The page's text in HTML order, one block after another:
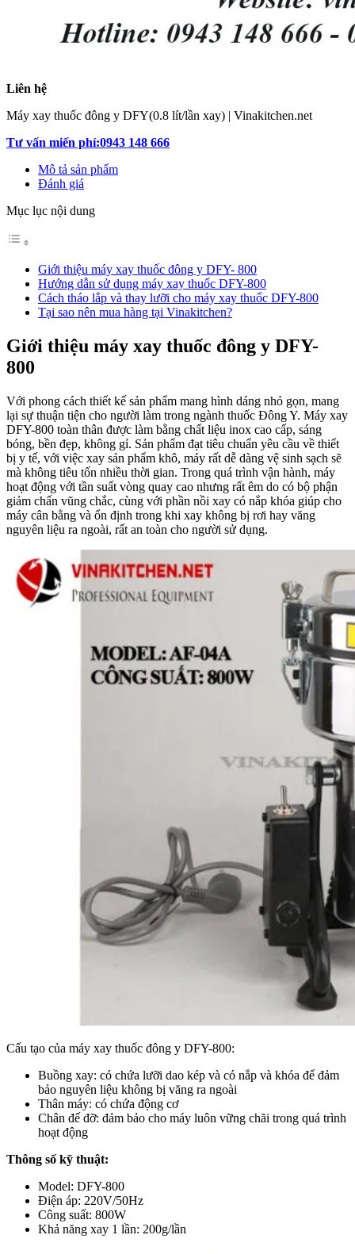
Liên hệ
Máy xay thuốc đông y DFY(0.8 lít/lần xay) | Vinakitchen.net
Tư vấn miến phí:0943 148 666
Mô tả sản phẩm
Đánh giá
Mục lục nội dung
Giới thiệu máy xay thuốc đông y DFY- 800
Hướng dẫn sử dụng máy xay thuốc DFY-800
Cách tháo lắp và thay lưỡi cho máy xay thuốc DFY-800
Tại sao nên mua hàng tại Vinakitchen?
Giới thiệu máy xay thuốc đông y DFY-
800
Với phong cách thiết kế sản phẩm mang hình dáng nhỏ gọn, mang
lại sự thuận tiện cho người làm trong ngành thuốc Đông Y. Máy xay
DFY-800 toàn thân được làm bằng chất liệu inox cao cấp, sáng
bóng, bền đẹp, không gỉ. Sản phẩm đạt tiêu chuẩn yêu cầu về thiết
bị y tế, với việc xay sản phẩm khô, máy rất dễ dàng vệ sinh sạch sẽ
mà không tiêu tốn nhiều thời gian. Trong quá trình vận hành, máy
hoạt động với tần suất vòng quay cao nhưng rất êm do có bộ phận
giảm chấn vũng chắc, cùng với phần nồi xay có nắp khóa giúp cho
máy cân bằng và ổn định trong khi xay không bị rơi hay văng
nguyên liệu ra ngoài, rất an toàn cho người sử dụng.
Cấu tạo của máy xay thuốc đông y DFY-800:
Buồng xay: có chứa lưỡi dao kép và có nắp và khóa để đảm
bảo nguyên liệu không bị văng ra ngoài
Thân máy: có chứa động cơ
Chân đế đỡ: đảm bảo cho máy luôn vững chãi trong quá trình
hoạt động
Thông số kỹ thuật:
Model: DFY-800
Điện áp: 220V/50Hz
Công suất: 800W
Khả năng xay 1 lần: 200g/lần